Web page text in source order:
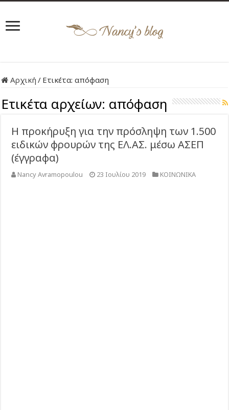
Αρχική / Ετικέτα:απόφαση
Ετικέτα αρχείων: απόφαση
Η προκήρυξη για την πρόσληψη των 1.500
ειδικών φρουρών της ΕΛ.ΑΣ. μέσω ΑΣΕΠ
(έγγραφα)
Nancy Avramopoulou 23 Ιουλίου 2019 ΚΟΙΝΩΝΙΚΑ